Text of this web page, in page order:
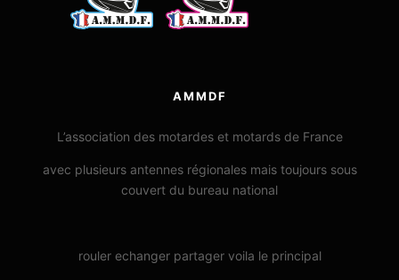
AMMDF
L’association des motardes et motards de France
avec plusieurs antennes régionales mais toujours sous
couvert du bureau national
rouler echanger partager voila le principal